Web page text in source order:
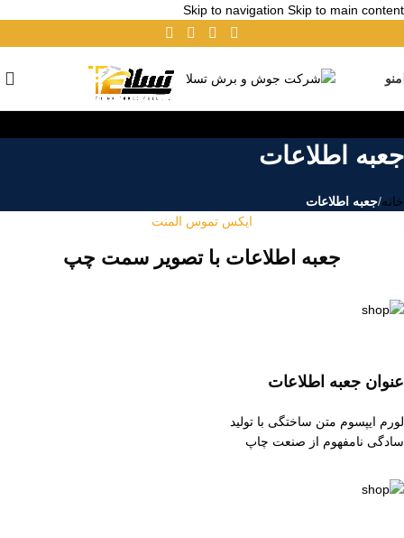
Skip to navigation Skip to main content
منو
جعبه اطلاعات
خانه/جعبه اطلاعات
ایکس تموس المنت
جعبه اطلاعات با تصویر سمت چپ
عنوان جعبه اطلاعات
لورم ایپسوم متن ساختگی با تولید
سادگی نامفهوم از صنعت چاپ